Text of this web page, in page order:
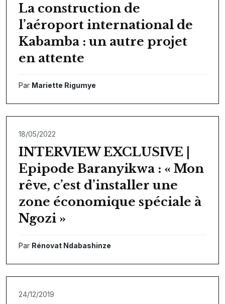
La construction de
l’aéroport international de
Kabamba : un autre projet
en attente
Par Mariette Rigumye
18/05/2022
INTERVIEW EXCLUSIVE |
Epipode Baranyikwa : « Mon
rêve, c’est d’installer une
zone économique spéciale à
Ngozi »
Par Rénovat Ndabashinze
24/12/2019